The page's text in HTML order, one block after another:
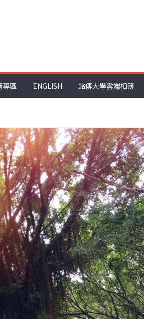
專區 ENGLISH 銘傳大學雲端相簿